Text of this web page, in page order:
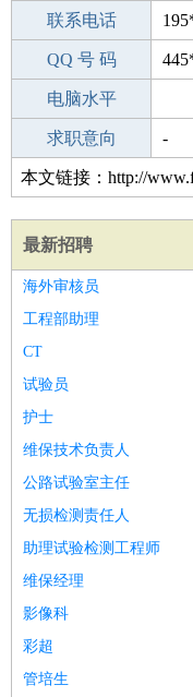
期望月薪
联系电话
手机号码
QQ 号 码
微信号码
电脑水平
外语水平
求职意向 -
本文链接：http://
最新招聘
海外审核员
工程部助理
CT
试验员
护士
维保技术负责人
公路试验室主任
无损检测责任人
助理试验检测工程师
维保经理
影像科
彩超
管培生